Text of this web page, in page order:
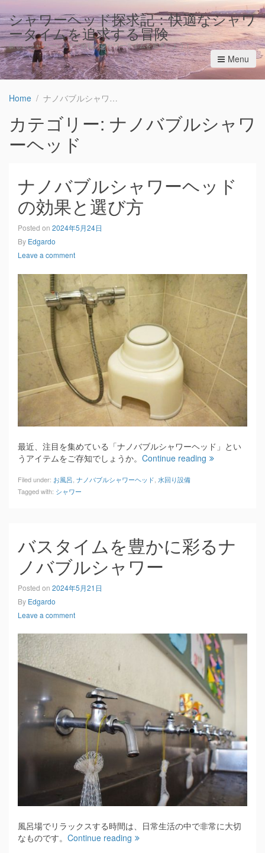
シャワーヘッド探求記：快適なシャワ
ータイムを追求する冒険
新しいシャワーヘッドで至福のシャワータイムを追求しよう！
Menu
Home ナノバブルシャワーヘッド
カテゴリー: ナノバブルシャワ
ーヘッド
ナノバブルシャワーヘッド
の効果と選び方
Posted on 2024年5月24日
By Edgardo
Leave a comment
最近、注目を集めている「ナノバブルシャワーヘッド」とい
うアイテムをご存知でしょうか。 Continue reading
Filed under: お風呂 ナノバブルシャワーヘッド 水回り設備
Tagged with: シャワー
バスタイムを豊かに彩るナ
ノバブルシャワー
Posted on 2024年5月21日
By Edgardo
Leave a comment
風呂場でリラックスする時間は、日常生活の中で非常に大切
なものです。 Continue reading